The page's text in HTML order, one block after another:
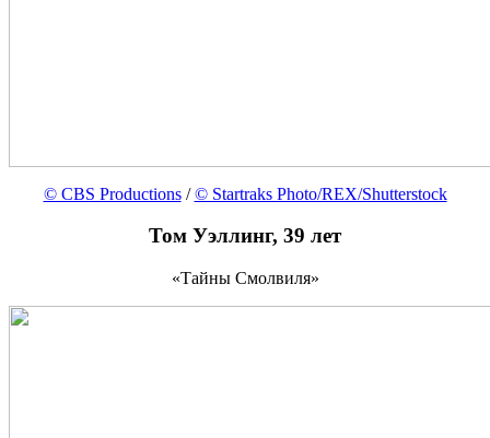
© CBS Productions/© Startraks Photo/REX/Shutterstock
Том Уэллинг, 39 лет
«Тайны Смолвиля»